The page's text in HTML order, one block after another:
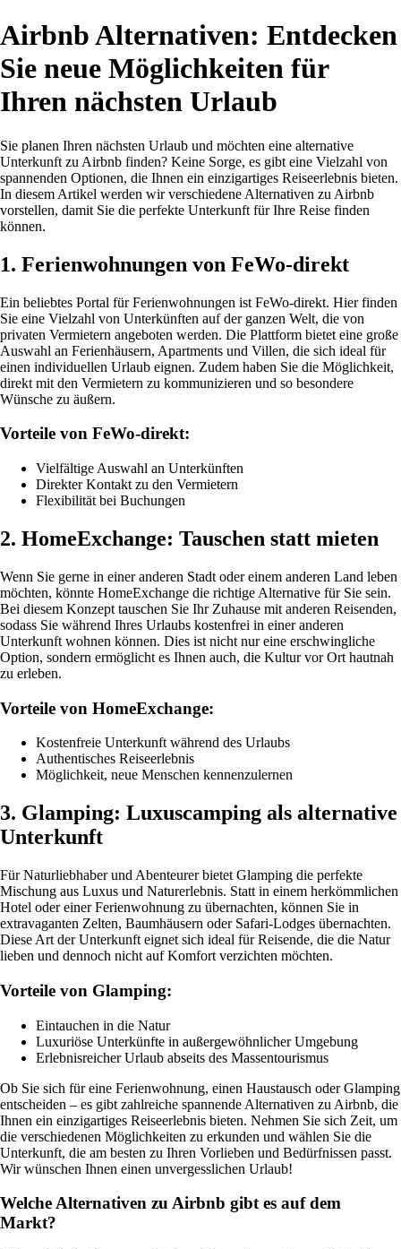
Airbnb Alternativen: Entdecken
Sie neue Möglichkeiten für
Ihren nächsten Urlaub
Sie planen Ihren nächsten Urlaub und möchten eine alternative
Unterkunft zu Airbnb finden? Keine Sorge, es gibt eine Vielzahl von
spannenden Optionen, die Ihnen ein einzigartiges Reiseerlebnis bieten.
In diesem Artikel werden wir verschiedene Alternativen zu Airbnb
vorstellen, damit Sie die perfekte Unterkunft für Ihre Reise finden
können.
1. Ferienwohnungen von FeWo-direkt
Ein beliebtes Portal für Ferienwohnungen ist FeWo-direkt. Hier finden
Sie eine Vielzahl von Unterkünften auf der ganzen Welt, die von
privaten Vermietern angeboten werden. Die Plattform bietet eine große
Auswahl an Ferienhäusern, Apartments und Villen, die sich ideal für
einen individuellen Urlaub eignen. Zudem haben Sie die Möglichkeit,
direkt mit den Vermietern zu kommunizieren und so besondere
Wünsche zu äußern.
Vorteile von FeWo-direkt:
Vielfältige Auswahl an Unterkünften
Direkter Kontakt zu den Vermietern
Flexibilität bei Buchungen
2. HomeExchange: Tauschen statt mieten
Wenn Sie gerne in einer anderen Stadt oder einem anderen Land leben
möchten, könnte HomeExchange die richtige Alternative für Sie sein.
Bei diesem Konzept tauschen Sie Ihr Zuhause mit anderen Reisenden,
sodass Sie während Ihres Urlaubs kostenfrei in einer anderen
Unterkunft wohnen können. Dies ist nicht nur eine erschwingliche
Option, sondern ermöglicht es Ihnen auch, die Kultur vor Ort hautnah
zu erleben.
Vorteile von HomeExchange:
Kostenfreie Unterkunft während des Urlaubs
Authentisches Reiseerlebnis
Möglichkeit, neue Menschen kennenzulernen
3. Glamping: Luxuscamping als alternative
Unterkunft
Für Naturliebhaber und Abenteurer bietet Glamping die perfekte
Mischung aus Luxus und Naturerlebnis. Statt in einem herkömmlichen
Hotel oder einer Ferienwohnung zu übernachten, können Sie in
extravaganten Zelten, Baumhäusern oder Safari-Lodges übernachten.
Diese Art der Unterkunft eignet sich ideal für Reisende, die die Natur
lieben und dennoch nicht auf Komfort verzichten möchten.
Vorteile von Glamping:
Eintauchen in die Natur
Luxuriöse Unterkünfte in außergewöhnlicher Umgebung
Erlebnisreicher Urlaub abseits des Massentourismus
Ob Sie sich für eine Ferienwohnung, einen Haustausch oder Glamping
entscheiden – es gibt zahlreiche spannende Alternativen zu Airbnb, die
Ihnen ein einzigartiges Reiseerlebnis bieten. Nehmen Sie sich Zeit, um
die verschiedenen Möglichkeiten zu erkunden und wählen Sie die
Unterkunft, die am besten zu Ihren Vorlieben und Bedürfnissen passt.
Wir wünschen Ihnen einen unvergesslichen Urlaub!
Welche Alternativen zu Airbnb gibt es auf dem
Markt?